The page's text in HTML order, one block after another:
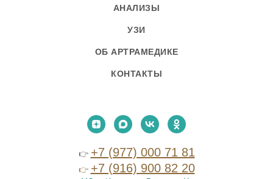
АНАЛИЗЫ
УЗИ
ОБ АРТРАМЕДИКЕ
КОНТАКТЫ
👉 +7 (977) 000 71 81
👉 +7 (916) 900 82 20